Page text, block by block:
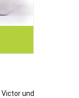
und